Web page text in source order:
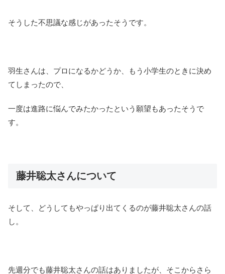
そうした不思議な感じがあったそうです。
羽生さんは、プロになるかどうか、もう小学生のときに決め
てしまったので、
一度は進路に悩んでみたかったという願望もあったそうで
す。
藤井聡太さんについて
そして、どうしてもやっぱり出てくるのが藤井聡太さんの話
し。
先週分でも藤井聡太さんの話はありましたが、そこからさら